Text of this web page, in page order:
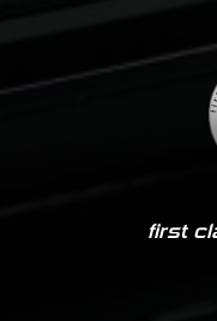
first